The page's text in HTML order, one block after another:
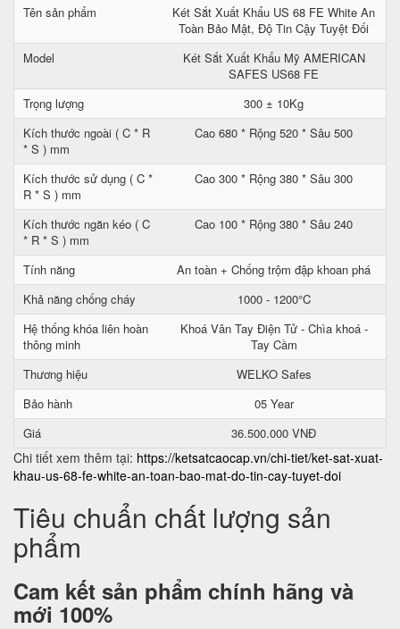
Tên sản phẩm
Két Sắt Xuất Khẩu US 68 FE White An
Toàn Bảo Mật, Độ Tin Cậy Tuyệt Đối
Model
Két Sắt Xuất Khẩu Mỹ AMERICAN
SAFES US68 FE
Trọng lượng
300 ± 10Kg
Kích thước ngoài ( C * R
* S ) mm
Cao 680 * Rộng 520 * Sâu 500
Kích thước sử dụng ( C *
R * S ) mm
Cao 300 * Rộng 380 * Sâu 300
Kích thước ngăn kéo ( C
* R * S ) mm
Cao 100 * Rộng 380 * Sâu 240
Tính năng
An toàn + Chống trộm đập khoan phá
Khả năng chống cháy
1000 - 1200°C
Hệ thống khóa liên hoàn
thông minh
Khoá Vân Tay Điện Tử - Chìa khoá -
Tay Cầm
Thương hiệu
WELKO Safes
Bảo hành
05 Year
Giá
36.500.000 VNĐ
Chi tiết xem thêm tại: https://ketsatcaocap.vn/chi-tiet/ket-sat-xuat-
khau-us-68-fe-white-an-toan-bao-mat-do-tin-cay-tuyet-doi
Tiêu chuẩn chất lượng sản
phẩm
Cam kết sản phẩm chính hãng và
mới 100%